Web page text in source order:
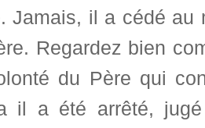
Jamais, il a cédé
Regardez bien
du Père qui
il a été arrêté,